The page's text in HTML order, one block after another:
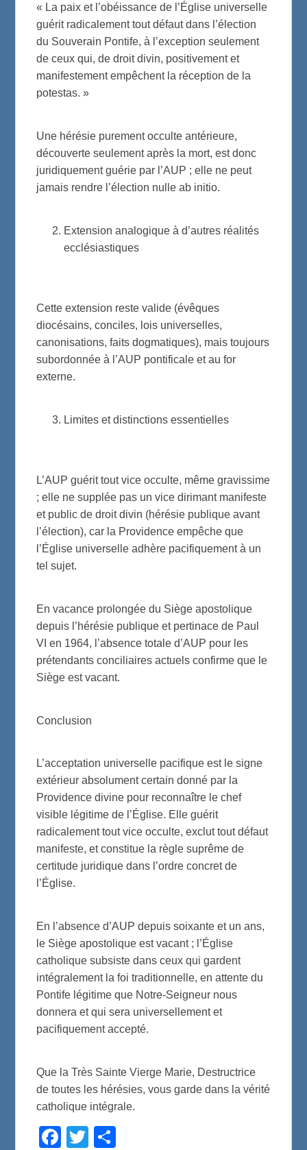
« La paix et l’obéissance de l’Église universelle
guérit radicalement tout défaut dans l’élection
du Souverain Pontife, à l’exception seulement
de ceux qui, de droit divin, positivement et
manifestement empêchent la réception de la
potestas. »
Une hérésie purement occulte antérieure,
découverte seulement après la mort, est donc
juridiquement guérie par l’AUP ; elle ne peut
jamais rendre l’élection nulle ab initio.
Extension analogique à d’autres réalités
ecclésiastiques
Cette extension reste valide (évêques
diocésains, conciles, lois universelles,
canonisations, faits dogmatiques), mais toujours
subordonnée à l’AUP pontificale et au for
externe.
Limites et distinctions essentielles
L’AUP guérit tout vice occulte, même gravissime
; elle ne supplée pas un vice dirimant manifeste
et public de droit divin (hérésie publique avant
l’élection), car la Providence empêche que
l’Église universelle adhère pacifiquement à un
tel sujet.
En vacance prolongée du Siège apostolique
depuis l’hérésie publique et pertinace de Paul
VI en 1964, l’absence totale d’AUP pour les
prétendants conciliaires actuels confirme que le
Siège est vacant.
Conclusion
L’acceptation universelle pacifique est le signe
extérieur absolument certain donné par la
Providence divine pour reconnaître le chef
visible légitime de l’Église. Elle guérit
radicalement tout vice occulte, exclut tout défaut
manifeste, et constitue la règle suprême de
certitude juridique dans l’ordre concret de
l’Église.
En l’absence d’AUP depuis soixante et un ans,
le Siège apostolique est vacant ; l’Église
catholique subsiste dans ceux qui gardent
intégralement la foi traditionnelle, en attente du
Pontife légitime que Notre-Seigneur nous
donnera et qui sera universellement et
pacifiquement accepté.
Que la Très Sainte Vierge Marie, Destructrice
de toutes les hérésies, vous garde dans la vérité
catholique intégrale.
F
T